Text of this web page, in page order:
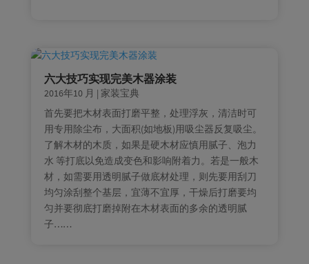
六大技巧实现完美木器涂装
2016年10 月 | 家装宝典
首先要把木材表面打磨平整，处理浮灰，清洁时可
用专用除尘布，大面积(如地板)用吸尘器反复吸尘。
了解木材的木质，如果是硬木材应慎用腻子、泡力
水 等打底以免造成变色和影响附着力。若是一般木
材，如需要用透明腻子做底材处理，则先要用刮刀
均匀涂刮整个基层，宜薄不宜厚，干燥后打磨要均
匀并要彻底打磨掉附在木材表面的多余的透明腻
子……